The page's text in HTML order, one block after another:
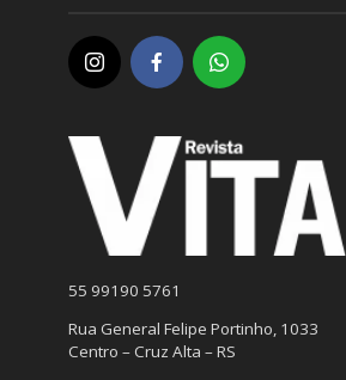
55 99190 5761
Rua General Felipe Portinho, 1033
Centro – Cruz Alta – RS